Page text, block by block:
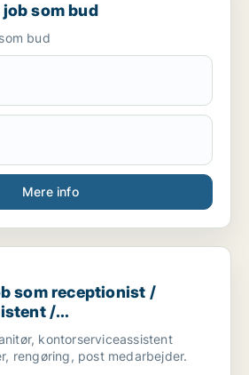
som bud
bud
Mere info
receptionist / rengøringsassistent /
som receptionist /
/
/ bud /
kontorserviceassistent
rengøring, post medarbejder.